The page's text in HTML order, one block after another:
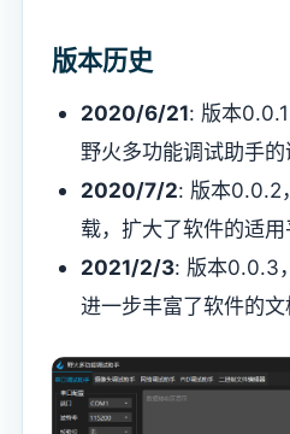
版本历史
2020/6/21: 版本
野火多功能调试助手的
2020/7/2: 版本0.0.2
载，扩大了软件的适用
2021/2/3: 版本0.0.3
进一步丰富了软件的文